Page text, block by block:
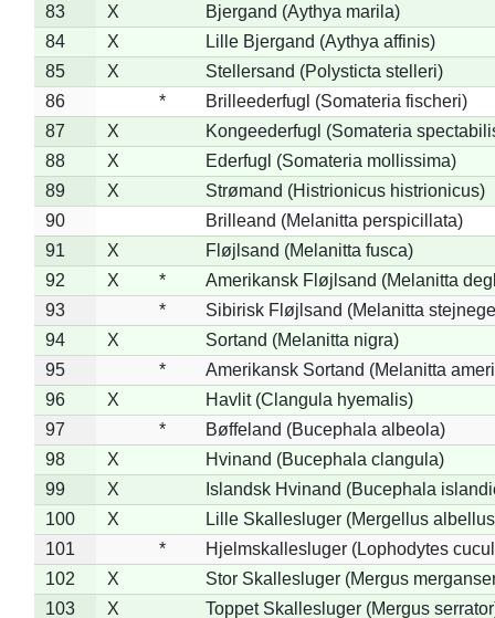
83
X
Bjergand (Aythya marila)
84
X
Lille Bjergand (Aythya affinis)
85
X
Stellersand (Polysticta stelleri)
86
*
Brilleederfugl (Somateria fischeri)
87
X
Kongeederfugl (Somateria
88
X
Ederfugl (Somateria mollissima)
89
X
Strømand (Histrionicus histrionicus)
90
Brilleand (Melanitta perspicillata)
91
X
Fløjlsand (Melanitta fusca)
92
X *
Amerikansk Fløjlsand (Melanitta
93
*
Sibirisk Fløjlsand (Melanitta
94
X
Sortand (Melanitta nigra)
95
*
Amerikansk Sortand (Melanitta
96
X
Havlit (Clangula hyemalis)
97
*
Bøffeland (Bucephala albeola)
98
X
Hvinand (Bucephala clangula)
99
X
Islandsk Hvinand (Bucephala
100
X
Lille Skallesluger (Mergellus
101
*
Hjelmskallesluger (Lophodytes
102
X
Stor Skallesluger (Mergus
103
X Toppet Skallesluger (Mergus